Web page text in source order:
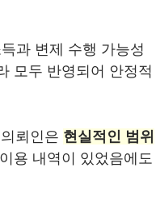
과 변제 수행 가능성
모두 반영되어 안정적
뢰인은 현실적인 범위
용 내역이 있었음에도